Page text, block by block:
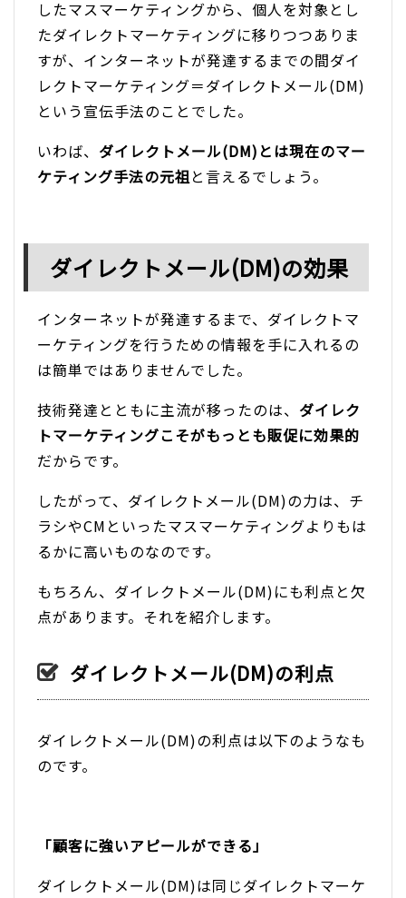
したマスマーケティングから、個人を対象とし
たダイレクトマーケティングに移りつつありま
すが、インターネットが発達するまでの間ダイ
レクトマーケティング＝ダイレクトメール(DM)
という宣伝手法のことでした。
いわば、 ダイレクトメール(DM)とは現在のマー
ケティング手法の元祖 と言えるでしょう。
ダイレクトメール(DM)の効果
インターネットが発達するまで、ダイレクトマ
ーケティングを行うための情報を手に入れるの
は簡単ではありませんでした。
技術発達とともに主流が移ったのは、 ダイレク
トマーケティングこそがもっとも販促に効果的
だからです。
したがって、ダイレクトメール(DM)の力は、チ
ラシやCMといったマスマーケティングよりもは
るかに高いものなのです。
もちろん、ダイレクトメール(DM)にも利点と欠
点があります。それを紹介します。
ダイレクトメール(DM)の利点
ダイレクトメール(DM)の利点は以下のようなも
のです。
「顧客に強いアピールができる」
ダイレクトメール(DM)は同じダイレクトマーケ